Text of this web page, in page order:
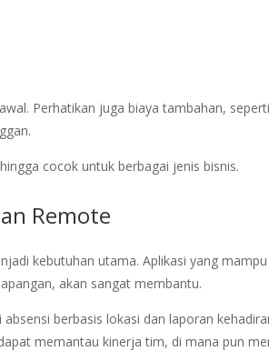
Perhatikan juga biaya tambahan,
cocok untuk berbagai jenis bisnis.
Remote
kebutuhan utama. Aplikasi yang mampu
akan sangat membantu.
berbasis lokasi dan laporan
memantau kinerja tim, di mana pun